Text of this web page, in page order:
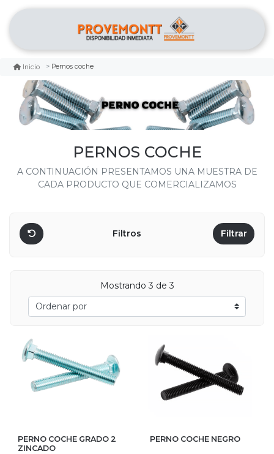
Inicio Pernos coche
PERNOS COCHE
A CONTINUACIÓN PRESENTAMOS UNA MUESTRA DE
CADA PRODUCTO QUE COMERCIALIZAMOS
Filtros Filtrar
Mostrando 3 de 3
PERNO COCHE GRADO 2
ZINCADO
PERNO COCHE NEGRO